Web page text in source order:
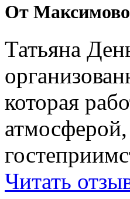
От
Татьяна
которая
Читать